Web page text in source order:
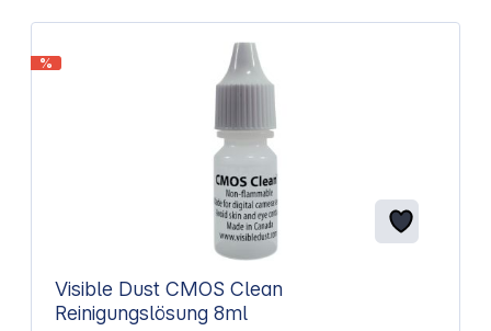
%
Visible Dust CMOS Clean
Reinigungslösung 8ml